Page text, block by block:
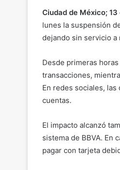
Ciudad de México;
lunes la suspensión
dejando sin servicio
Desde primeras
transacciones,
En redes sociales,
cuentas.
El impacto alcanzó
sistema de BBVA. En
pagar con tarjeta